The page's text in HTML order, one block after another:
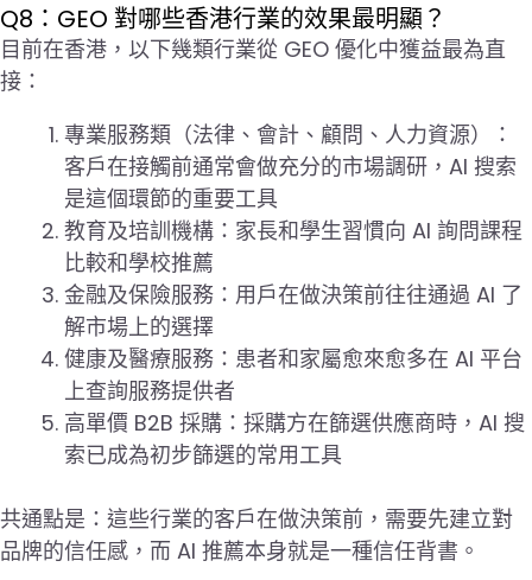
Q8：GEO 對哪些香港行業的效果最明顯？
目前在香港，以下幾類行業從 GEO 優化中獲益最為直
接：
專業服務類（法律、會計、顧問、人力資源）：
客戶在接觸前通常會做充分的市場調研，AI 搜索
是這個環節的重要工具
教育及培訓機構：家長和學生習慣向 AI 詢問課程
比較和學校推薦
金融及保險服務：用戶在做決策前往往通過 AI 了
解市場上的選擇
健康及醫療服務：患者和家屬愈來愈多在 AI 平台
上查詢服務提供者
高單價 B2B 採購：採購方在篩選供應商時，AI 搜
索已成為初步篩選的常用工具
共通點是：這些行業的客戶在做決策前，需要先建立對
品牌的信任感，而 AI 推薦本身就是一種信任背書。